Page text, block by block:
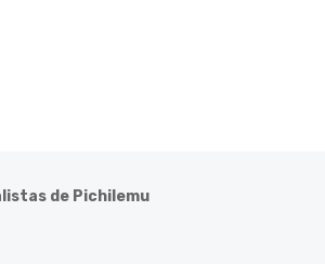
de Pichilemu